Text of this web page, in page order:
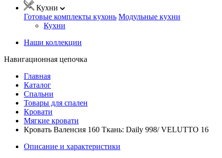
Кухни
Готовые комплекты кухонь Модульные кухни
Кухни
Наши коллекции
Навигационная цепочка
Главная
Каталог
Спальни
Товары для спален
Кровати
Мягкие кровати
Кровать Валенсия 160 Ткань: Daily 998/ VELUTTO 16
Описание и характеристики